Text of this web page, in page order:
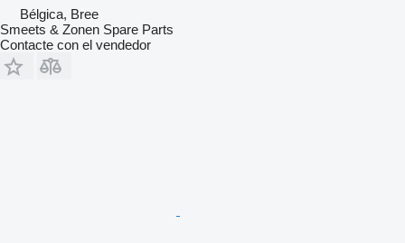
Bélgica, Bree
Smeets & Zonen Spare Parts
Contacte con el vendedor